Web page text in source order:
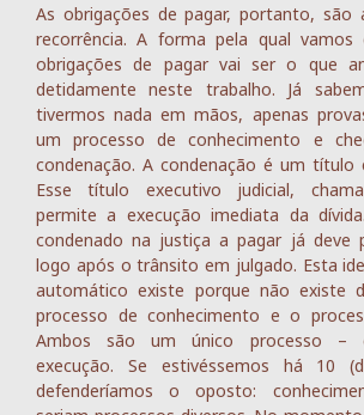
As obrigações de pagar, portanto, são
recorrência. A forma pela qual vamos
obrigações de pagar vai ser o que
detidamente neste trabalho. Já
tivermos nada em mãos, apenas
um processo de conhecimento e
condenação. A condenação é um título
Esse título executivo judicial,
permite a execução imediata da
condenado na justiça a pagar já deve
logo após o trânsito em julgado. Esta
automático existe porque não existe
processo de conhecimento e o
Ambos são um único processo –
execução. Se estivéssemos há 10
defenderíamos o oposto: